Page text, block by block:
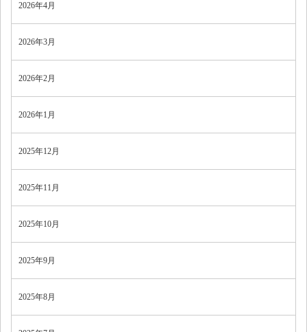
2026年4月
2026年3月
2026年2月
2026年1月
2025年12月
2025年11月
2025年10月
2025年9月
2025年8月